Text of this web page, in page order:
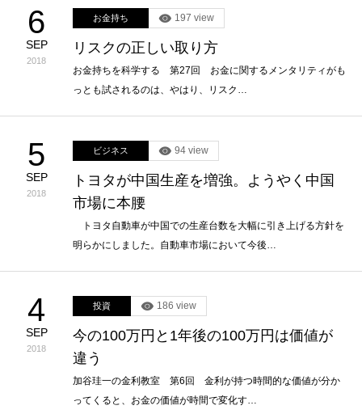
6
SEP
2018
お金持ち 197 view
リスクの正しい取り方
お金持ちを科学する 第27回 お金に関するメンタリティがも
っとも試されるのは、やはり、リスク…
5
SEP
2018
ビジネス 94 view
トヨタが中国生産を増強。ようやく中国
市場に本腰
トヨタ自動車が中国での生産台数を大幅に引き上げる方針を
明らかにしました。自動車市場において今後…
4
SEP
2018
投資 186 view
今の100万円と1年後の100万円は価値が
違う
加谷珪一の金利教室 第6回 金利が持つ時間的な価値が分か
ってくると、お金の価値が時間で変化す…